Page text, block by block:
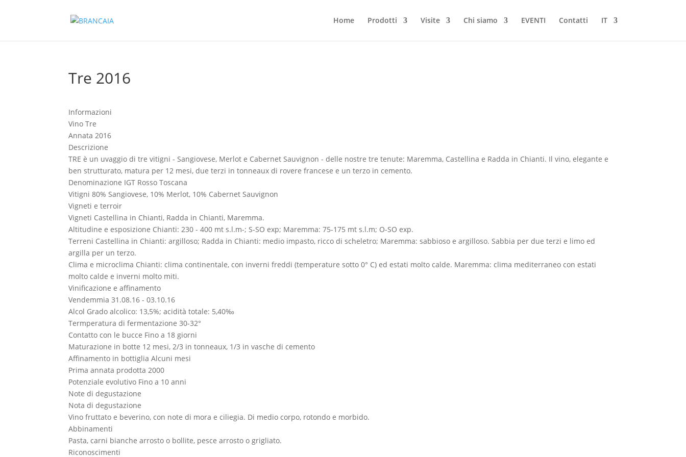
Home Prodotti Visite Chi siamo EVENTI Contatti IT
Tre 2016
Informazioni
Vino Tre
Annata 2016
Descrizione
TRE è un uvaggio di tre vitigni - Sangiovese, Merlot e Cabernet Sauvignon - delle nostre tre tenute: Maremma, Castellina e Radda in Chianti. Il vino, elegante e
ben strutturato, matura per 12 mesi, due terzi in tonneaux di rovere francese e un terzo in cemento.
Denominazione IGT Rosso Toscana
Vitigni 80% Sangiovese, 10% Merlot, 10% Cabernet Sauvignon
Vigneti e terroir
Vigneti Castellina in Chianti, Radda in Chianti, Maremma.
Altitudine e esposizione Chianti: 230 - 400 mt s.l.m-; S-SO exp; Maremma: 75-175 mt s.l.m; O-SO exp.
Terreni Castellina in Chianti: argilloso; Radda in Chianti: medio impasto, ricco di scheletro; Maremma: sabbioso e argilloso. Sabbia per due terzi e limo ed
argilla per un terzo.
Clima e microclima Chianti: clima continentale, con inverni freddi (temperature sotto 0° C) ed estati molto calde. Maremma: clima mediterraneo con estati
molto calde e inverni molto miti.
Vinificazione e affinamento
Vendemmia 31.08.16 - 03.10.16
Alcol Grado alcolico: 13,5%; acidità totale: 5,40‰
Termperatura di fermentazione 30-32°
Contatto con le bucce Fino a 18 giorni
Maturazione in botte 12 mesi, 2/3 in tonneaux, 1/3 in vasche di cemento
Affinamento in bottiglia Alcuni mesi
Prima annata prodotta 2000
Potenziale evolutivo Fino a 10 anni
Note di degustazione
Nota di degustazione
Vino fruttato e beverino, con note di mora e ciliegia. Di medio corpo, rotondo e morbido.
Abbinamenti
Pasta, carni bianche arrosto o bollite, pesce arrosto o grigliato.
Riconoscimenti